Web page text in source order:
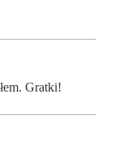
Gratki!